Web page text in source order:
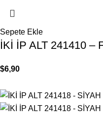
Sepete Ekle
İKİ İP ALT 241410 –
$6,90